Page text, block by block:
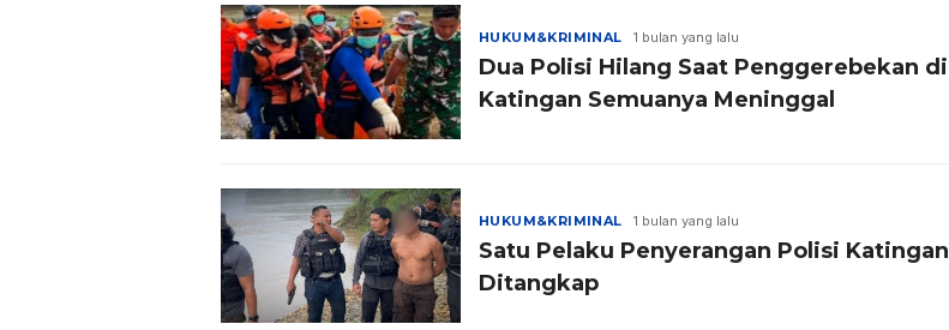
HUKUM&KRIMINAL 1 bulan yang lalu
Dua Polisi Hilang Saat Penggerebekan di
Katingan Semuanya Meninggal
HUKUM&KRIMINAL 1 bulan yang lalu
Satu Pelaku Penyerangan Polisi Katingan
Ditangkap